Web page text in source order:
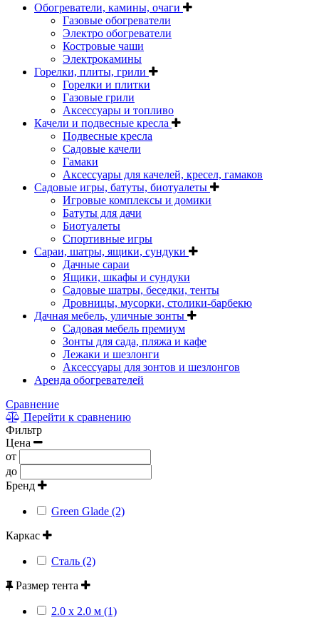
Обогреватели, камины, очаги
Газовые обогреватели
Электро обогреватели
Костровые чаши
Электрокамины
Горелки, плиты, грили
Горелки и плитки
Газовые грили
Аксессуары и топливо
Качели и подвесные кресла
Подвесные кресла
Садовые качели
Гамаки
Аксессуары для качелей, кресел, гамаков
Садовые игры, батуты, биотуалеты
Игровые комплексы и домики
Батуты для дачи
Биотуалеты
Спортивные игры
Сараи, шатры, ящики, сундуки
Дачные сараи
Ящики, шкафы и сундуки
Садовые шатры, беседки, тенты
Дровницы, мусорки, столики-барбекю
Дачная мебель, уличные зонты
Садовая мебель премиум
Зонты для сада, пляжа и кафе
Лежаки и шезлонги
Аксессуары для зонтов и шезлонгов
Аренда обогревателей
Сравнение
Перейти к сравнению
Фильтр
Цена
от
до
Бренд
Green Glade (2)
Каркас
Сталь (2)
Размер тента
2.0 х 2.0 м (1)